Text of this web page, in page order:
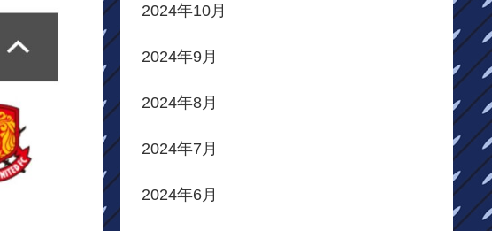
2024年10月
2024年9月
2024年8月
2024年7月
2024年6月